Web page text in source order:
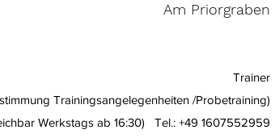
Am Priorgraben
Trainer
Trainingsangelegenheiten /Probetraining)
Werkstags ab 16:30) Tel.: +49 1607552959